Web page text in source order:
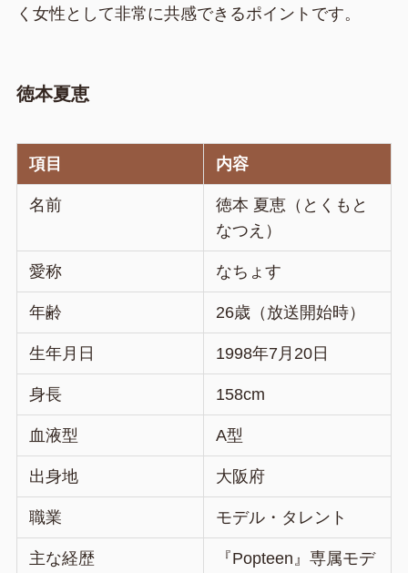
く女性として非常に共感できるポイントです。
徳本夏恵
項目 内容
名前
徳本 夏恵（とくもと
なつえ）
愛称 なちょす
年齢 26歳（放送開始時）
生年月日 1998年7月20日
身長 158cm
血液型 A型
出身地 大阪府
職業 モデル・タレント
主な経歴
『Popteen』専属モデ